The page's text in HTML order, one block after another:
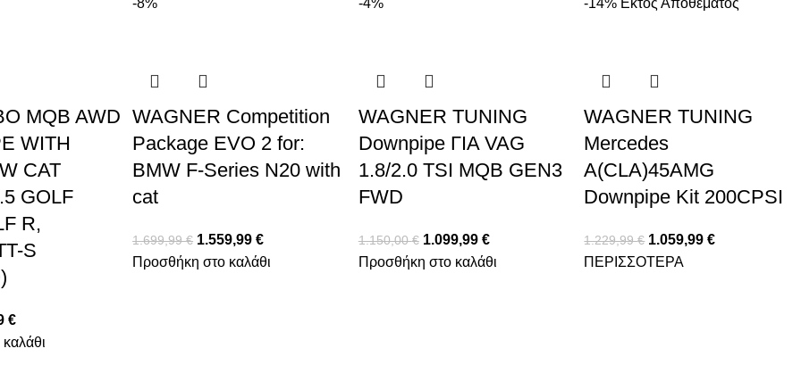
MQB AWD
WITH
CAT
GOLF
R,
S
€
-8%
WAGNER Competition
Package EVO 2 for:
BMW F-Series N20 with
cat
1.699,99€ 1.559,99€
Προσθήκη στο καλάθι
-4%
WAGNER TUNING
Downpipe ΓΙΑ VAG
1.8/2.0 TSI MQB GEN3
FWD
1.150,00€ 1.099,99 €
Προσθήκη στο καλάθι
-14% Εκτός Αποθέματος
WAGNER TUNING
Mercedes
A(CLA)45AMG
Downpipe Kit 200CPSI
1.229,99€ 1.059,99€
ΠΕΡΙΣΣΟΤΕΡΑ